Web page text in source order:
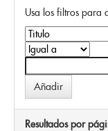
Usa los filtros para
Resultados por